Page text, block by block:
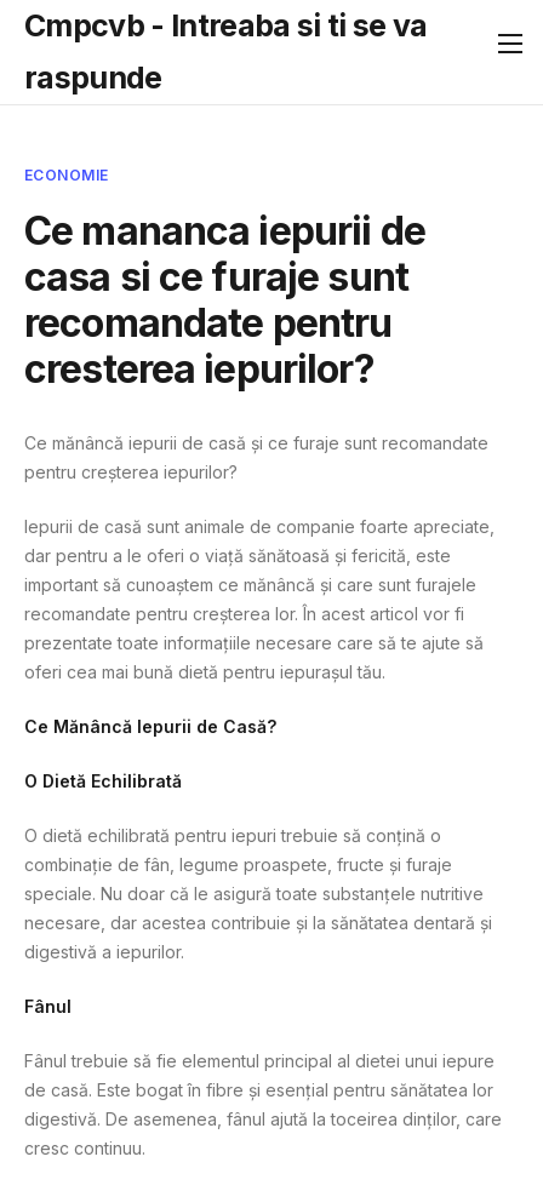
Cmpcvb - Intreaba si ti se va
raspunde
ECONOMIE
Ce mananca iepurii de
casa si ce furaje sunt
recomandate pentru
cresterea iepurilor?
Ce mănâncă iepurii de casă și ce furaje sunt recomandate
pentru creșterea iepurilor?
Iepurii de casă sunt animale de companie foarte apreciate,
dar pentru a le oferi o viață sănătoasă și fericită, este
important să cunoaștem ce mănâncă și care sunt furajele
recomandate pentru creșterea lor. În acest articol vor fi
prezentate toate informațiile necesare care să te ajute să
oferi cea mai bună dietă pentru iepurașul tău.
Ce Mănâncă Iepurii de Casă?
O Dietă Echilibrată
O dietă echilibrată pentru iepuri trebuie să conțină o
combinație de fân, legume proaspete, fructe și furaje
speciale. Nu doar că le asigură toate substanțele nutritive
necesare, dar acestea contribuie și la sănătatea dentară și
digestivă a iepurilor.
Fânul
Fânul trebuie să fie elementul principal al dietei unui iepure
de casă. Este bogat în fibre și esențial pentru sănătatea lor
digestivă. De asemenea, fânul ajută la toceirea dinților, care
cresc continuu.